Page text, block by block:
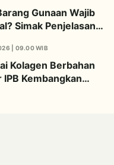
Gunaan Wajib
Simak Penjelasan
| 09.00 WIB
Kolagen Berbahan
IPB Kembangkan